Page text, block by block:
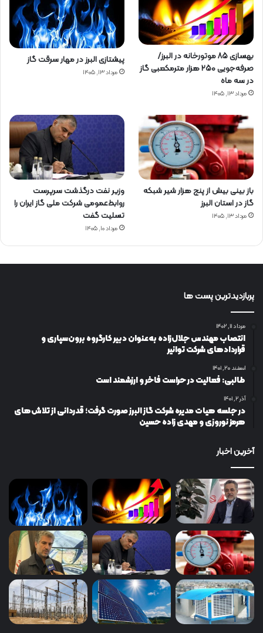
بهسازی ۸۵ موتورخانه در البرز/
صرفه‌جویی ۲۵۰ هزار مترمکعبی گاز
در سه ماه
مرداد ۱۳, ۱۴۰۵
پیشتازی البرز در مهار سرقت گاز
مرداد ۱۳, ۱۴۰۵
باز بینی بیش از پنج هزار شیر شبکه
گاز در استان البرز
مرداد ۱۳, ۱۴۰۵
وزیر نفت درگذشت سرپرست
روابط‌عمومی شرکت ملی گاز ایران را
تسلیت گفت
مرداد ۱۰, ۱۴۰۵
پربازدیدترین پست ها
مرداد ۱۱, ۱۴۰۲
انتصاب مهندس جلال‌زاده به‌عنوان دبیر كارگروه برون‌سپاری و
قراردادهای شركت توانیر
اسفند ۲۰, ۱۴۰۱
طالبی: فعالیت در حراست فاخر و ارزشمند است
آذر ۲, ۱۴۰۱
در جلسه هیات مدیره شرکت گاز البرز صورت گرفت؛ قدردانی از تلاش‌های
هرمز نوروزی و مهدی زاده حسین
آخرین اخبار